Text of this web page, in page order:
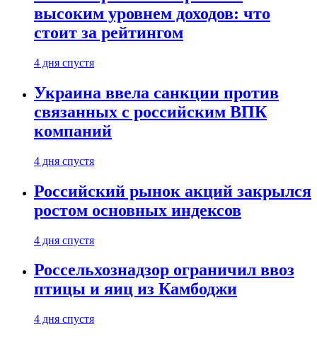
высоким уровнем доходов: что
стоит за рейтингом
4 дня спустя
Украина ввела санкции против
связанных с российским ВПК
компаний
4 дня спустя
Российский рынок акций закрылся
ростом основных индексов
4 дня спустя
Россельхознадзор ограничил ввоз
птицы и яиц из Камбоджи
4 дня спустя